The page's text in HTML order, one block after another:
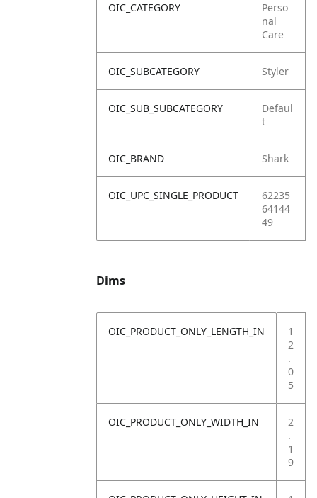
OIC_CATEGORY
Perso
nal
Care
OIC_SUBCATEGORY Styler
OIC_SUB_SUBCATEGORY
Defaul
t
OIC_BRAND Shark
OIC_UPC_SINGLE_PRODUCT
62235
64144
49
Dims
OIC_PRODUCT_ONLY_LENGTH_IN
1
2
.
0
5
OIC_PRODUCT_ONLY_WIDTH_IN
2
.
1
9